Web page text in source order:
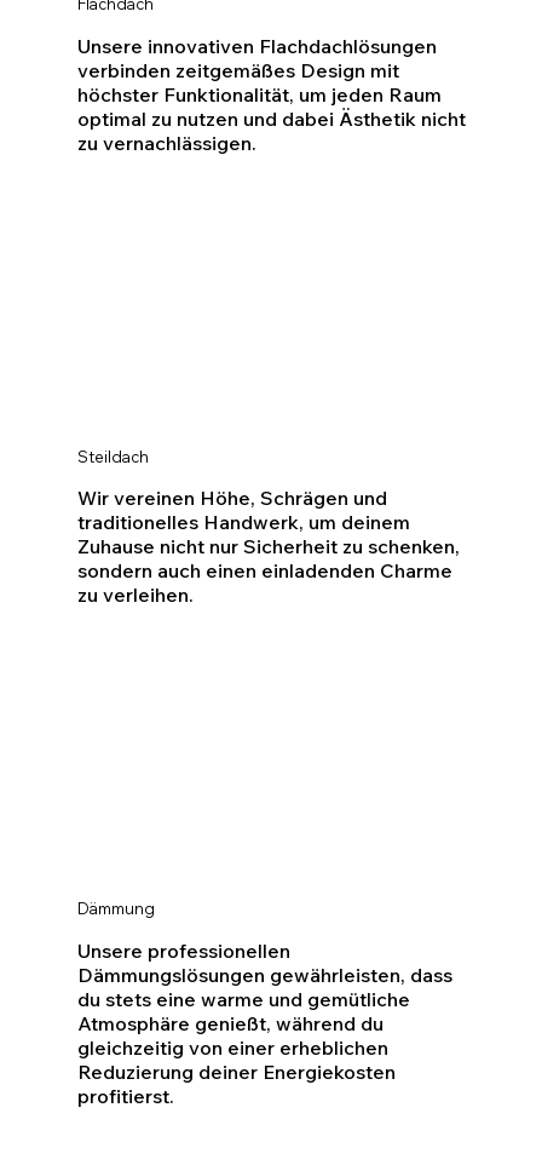
Unsere innovativen Flachdachlösungen
verbinden zeitgemäßes Design mit
höchster Funktionalität, um jeden Raum
optimal zu nutzen und dabei Ästhetik nicht
zu vernachlässigen.
Wir vereinen Höhe, Schrägen und
traditionelles Handwerk, um deinem
Zuhause nicht nur Sicherheit zu schenken,
sondern auch einen einladenden Charme
zu verleihen.
Steildach
Unsere professionellen
Dämmungslösungen gewährleisten, dass
du stets eine warme und gemütliche
Atmosphäre genießt, während du
gleichzeitig von einer erheblichen
Reduzierung deiner Energiekosten
profitierst.
Dämmung